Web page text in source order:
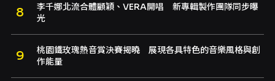
李千娜北流合體顧穎、VERA開唱 新專輯製作團隊同步曝
光
桃園鐵玫瑰熱音賞決賽揭曉 展現各具特色的音樂風格與創
作能量